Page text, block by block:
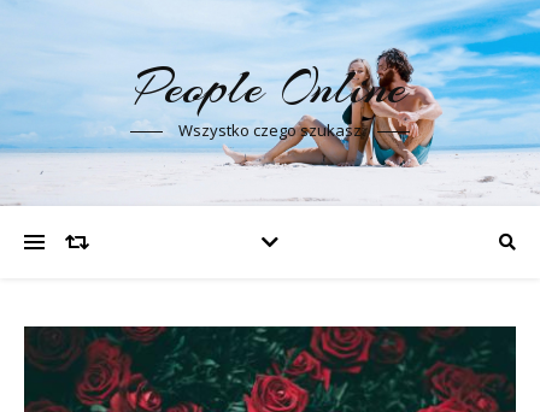
People Online
Wszystko czego szukasz